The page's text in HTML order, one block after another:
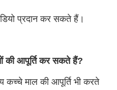
प्रदान कर सकते हैं।
की आपूर्ति कर सकते हैं?
कच्चे माल की आपूर्ति भी करते